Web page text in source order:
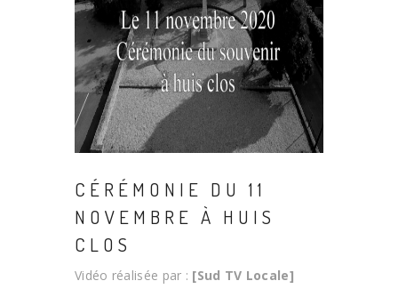
CÉRÉMONIE DU 11
NOVEMBRE À HUIS
CLOS
Vidéo réalisée par : [Sud TV Locale]